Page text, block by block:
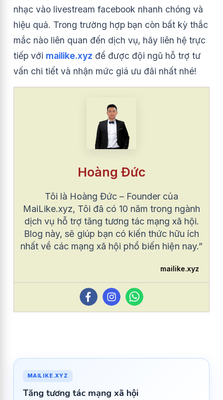
nhạc vào livestream facebook nhanh chóng và
hiệu quả. Trong trường hợp bạn còn bất kỳ thắc
mắc nào liên quan đến dịch vụ, hãy liên hệ trực
tiếp với mailike.xyz để được đội ngũ hỗ trợ tư
vấn chi tiết và nhận mức giá ưu đãi nhất nhé!
Hoàng Đức
Tôi là Hoàng Đức – Founder của
MaiLike.xyz, Tôi đã có 10 năm trong ngành
dịch vụ hỗ trợ tăng tương tác mạng xã hội.
Blog này, sẽ giúp bạn có kiến thức hữu ích
nhất về các mạng xã hội phổ biến hiện nay.”
mailike.xyz
MAILIKE.XYZ
Tăng tương tác mạng xã hội